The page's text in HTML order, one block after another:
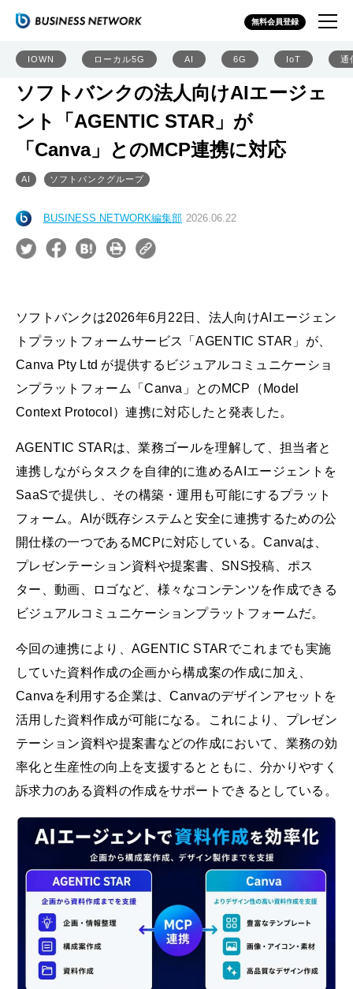
無料会員登録
IOWN ローカル5G AI 6G IoT 通
ソフトバンクの法人向けAIエージェ
ント「AGENTIC STAR」が
「Canva」とのMCP連携に対応
AI ソフトバンクグループ
BUSINESS NETWORK編集部 2026.06.22
ソフトバンクは2026年6月22日、法人向けAIエージェン
トプラットフォームサービス「AGENTIC STAR」が、
Canva Pty Ltd が提供するビジュアルコミュニケーショ
ンプラットフォーム「Canva」とのMCP（Model
Context Protocol）連携に対応したと発表した。
AGENTIC STARは、業務ゴールを理解して、担当者と
連携しながらタスクを自律的に進めるAIエージェントを
SaaSで提供し、その構築・運用も可能にするプラット
フォーム。AIが既存システムと安全に連携するための公
開仕様の一つであるMCPに対応している。Canvaは、
プレゼンテーション資料や提案書、SNS投稿、ポス
ター、動画、ロゴなど、様々なコンテンツを作成できる
ビジュアルコミュニケーションプラットフォームだ。
今回の連携により、AGENTIC STARでこれまでも実施
していた資料作成の企画から構成案の作成に加え、
Canvaを利用する企業は、Canvaのデザインアセットを
活用した資料作成が可能になる。これにより、プレゼン
テーション資料や提案書などの作成において、業務の効
率化と生産性の向上を支援するとともに、分かりやすく
訴求力のある資料の作成をサポートできるとしている。